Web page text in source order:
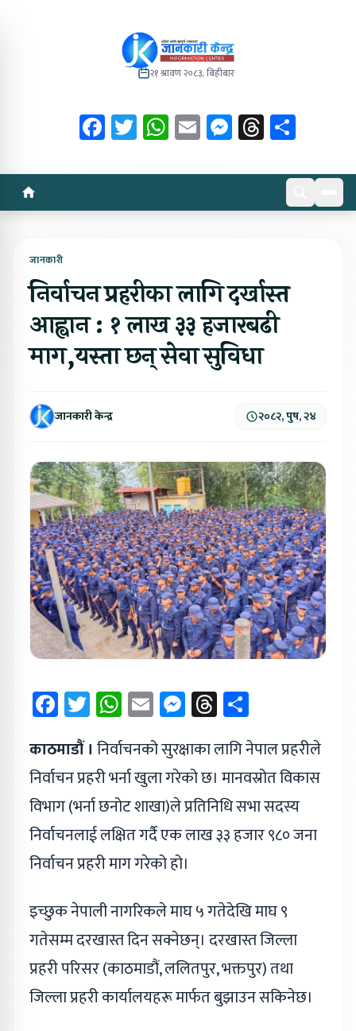
२१ श्रावण २०८३, बिहीबार
Facebook
Twitter
WhatsApp
EmailMessenger
Threads
जानकारी
निर्वाचन प्रहरीका लागि दर्खास्त
आह्वान : १ लाख ३३ हजारबढी
माग,यस्ता छन् सेवा सुविधा
जानकारी केन्द्र २०८२, पुष, २४
Facebook
Twitter
WhatsApp
EmailMessenger
Threads
काठमाडौं । निर्वाचनको सुरक्षाका लागि नेपाल प्रहरीले
निर्वाचन प्रहरी भर्ना खुला गरेको छ। मानवस्रोत विकास
विभाग (भर्ना छनोट शाखा)ले प्रतिनिधि सभा सदस्य
निर्वाचनलाई लक्षित गर्दै एक लाख ३३ हजार ९८० जना
निर्वाचन प्रहरी माग गरेको हो।
इच्छुक नेपाली नागरिकले माघ ५ गतेदेखि माघ ९
गतेसम्म दरखास्त दिन सक्नेछन्। दरखास्त जिल्ला
प्रहरी परिसर (काठमाडौं, ललितपुर, भक्तपुर) तथा
जिल्ला प्रहरी कार्यालयहरू मार्फत बुझाउन सकिनेछ।